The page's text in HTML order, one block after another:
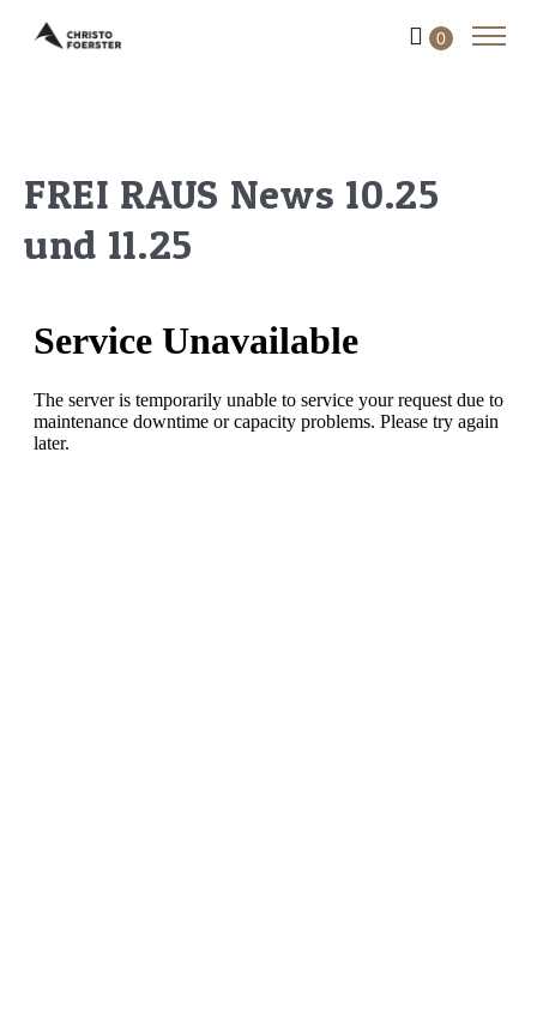
0
FREI RAUS News 10.25
und 11.25